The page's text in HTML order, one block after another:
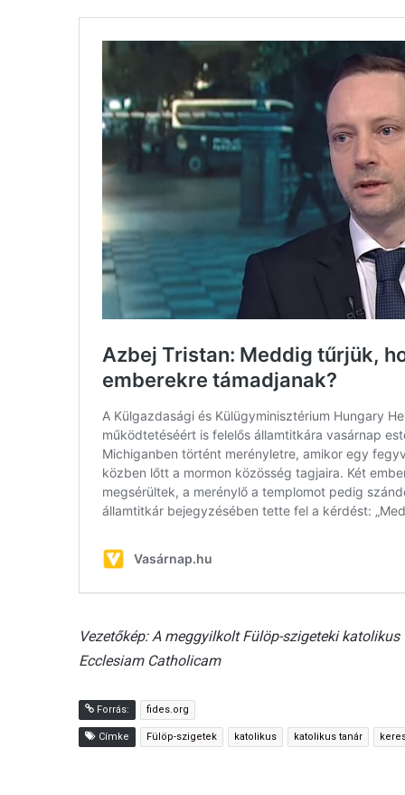
Vezetőkép: A meggyilkolt Fülöp-szigeteki
Ecclesiam Catholicam
Forrás: fides.org
Címke Fülöp-szigetek katolikus katolikus tanár